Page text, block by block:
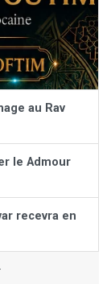
au Rav
le Admour
recevra en